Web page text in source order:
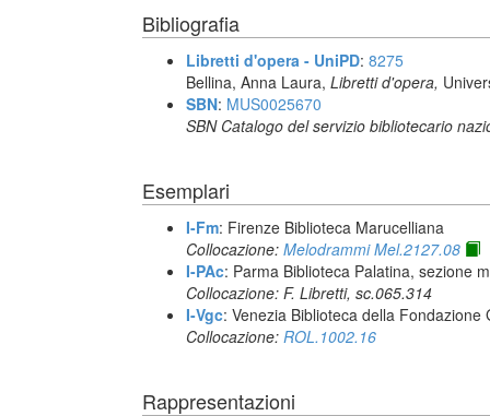
Bibliografia
Libretti d'opera - UniPD: 8275
Bellina, Anna Laura, Libretti d'opera,
SBN: MUS0025670
SBN Catalogo del servizio bibliotecario
Esemplari
I-Fm: Firenze Biblioteca Marucelliana
Collocazione: Melodrammi Mel.2127.08
I-PAc: Parma Biblioteca Palatina, sezione
Collocazione: F. Libretti, sc.065.314
I-Vgc: Venezia Biblioteca della Fondazione
Collocazione: ROL.1002.16
Rappresentazioni